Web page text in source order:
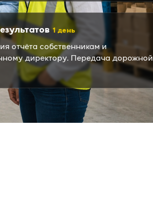
1 день
отчёта собственникам и
директору. Передача дорожной